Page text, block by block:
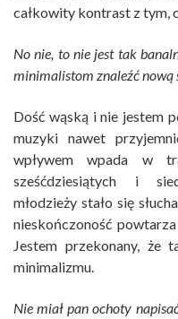
całkowity kontrast z tym,
No nie, to nie jest tak
minimalistom znaleźć nową
Dość wąską i nie jestem
muzyki nawet
wpływem wpada w
sześćdziesiątych i
młodzieży stało się
nieskończoność
Jestem przekonany, że
minimalizmu.
Nie miał pan ochoty